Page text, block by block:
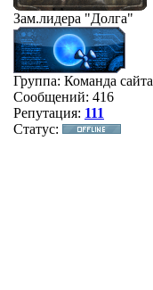
Зам.лидера "Долга"
Группа: Команда сайта
Сообщений: 416
Репутация: 111
Статус: